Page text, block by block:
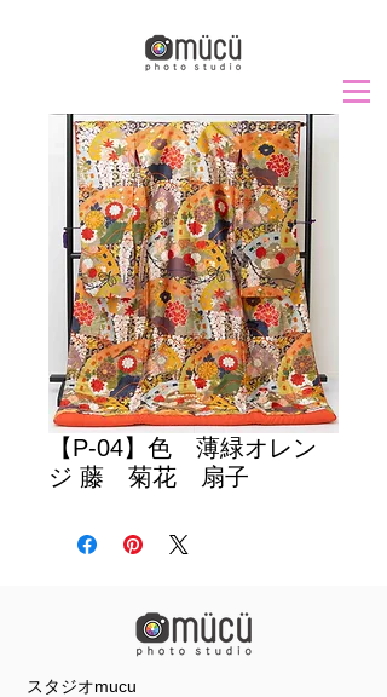
【P-04】色 薄緑オレン
ジ 藤 菊花 扇子
スタジオmucu